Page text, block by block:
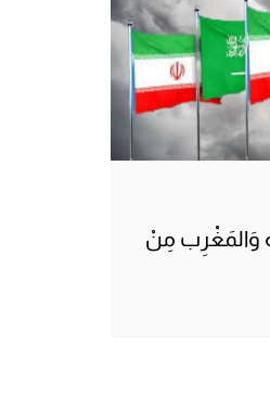
وَالمَغْرِب مِنْ